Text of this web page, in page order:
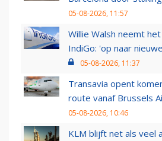
05-08-2026, 11:57
Willie Walsh neemt
IndiGo: 'op naar
05-08-2026, 11:37
Transavia opent
route vanaf Brussels
05-08-2026, 10:46
KLM blijft net als veel